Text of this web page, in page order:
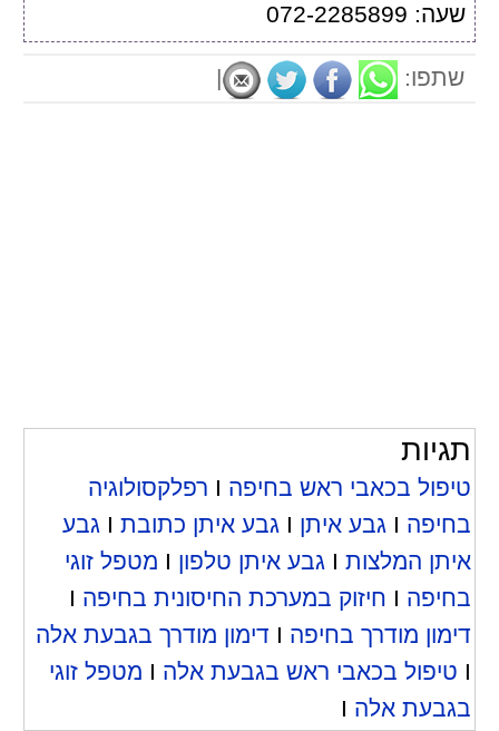
שעה: 072-2285899
שתפו: |
תגיות
טיפול בכאבי ראש בחיפה
רפלקסולוגיה
בחיפה
גבע איתן גבע איתן כתובתI
גבע
איתן המלצותI גבע איתן טלפון
מטפל זוגי
בחיפה
חיזוק במערכת החיסונית בחיפה
דימון מודרך בחיפה
דימון מודרך בגבעת אלה
I טיפול בכאבי ראש בגבעת אלה
מטפל זוגי
בגבעת אלה